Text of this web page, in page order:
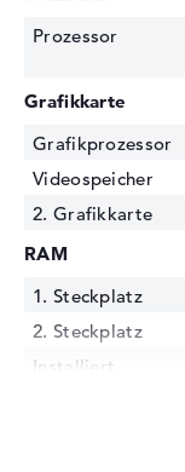
Prozessor
Grafikkarte
Grafikprozessor
Videospeicher
2. Grafikkarte
RAM
1. Steckplatz
2. Steckplatz
Installiert